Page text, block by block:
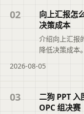
快速了解页面
查看完整信息。
02
向上汇报怎
决策成本
介绍向上汇报
降低决策成本
将分散材料整
解页面主题、
整信息。
2026-08-05
03
二狗 PPT
OPC 组决赛